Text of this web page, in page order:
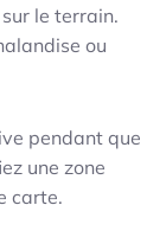
le terrain.
ou
pendant que
une zone
carte.